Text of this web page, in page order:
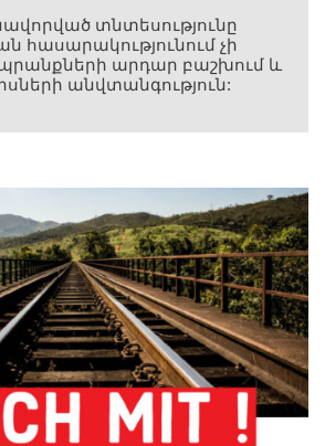
տնտեսությունը
​​հասարակությունում չի
արդար բաշխում և
անվտանգություն: